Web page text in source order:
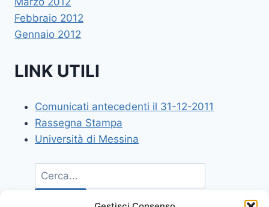
Febbraio 2012
Gennaio 2012
LINK UTILI
Comunicati antecedenti il 31-12-2011
Rassegna Stampa
Università di Messina